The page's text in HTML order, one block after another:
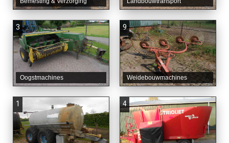
3
Oogstmachines
9
Weidebouwmachines
1 4